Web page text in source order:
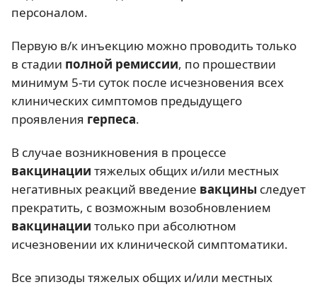
персоналом.
Первую в/к инъекцию можно проводить только
в стадии полной ремиссии, по прошествии
минимум 5-ти суток после исчезновения всех
клинических симптомов предыдущего
проявления герпеса.
В случае возникновения в процессе
вакцинации тяжелых общих и/или местных
негативных реакций введение вакцины следует
прекратить, с возможным возобновлением
вакцинации только при абсолютном
исчезновении их клинической симптоматики.
Все эпизоды тяжелых общих и/или местных